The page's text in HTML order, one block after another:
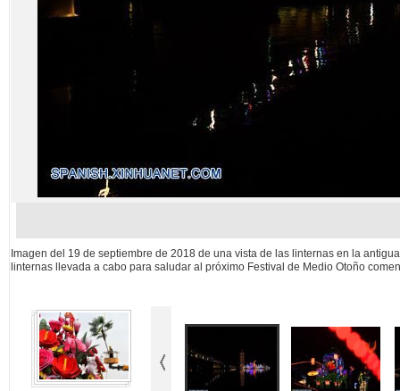
Imagen del 19 de septiembre de 2018 de una vista de las linternas en la
linternas llevada a cabo para saludar al próximo Festival de Medio Otoño